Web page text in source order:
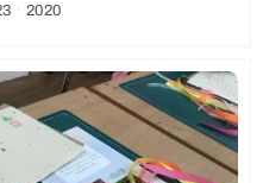
ㆍ2020